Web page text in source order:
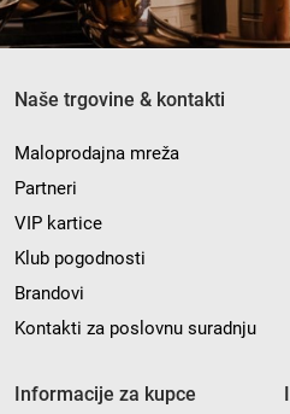
Naše trgovine & kontakti
Maloprodajna mreža
Partneri
VIP kartice
Klub pogodnosti
Brandovi
Kontakti za poslovnu suradnju
Informacije za kupce